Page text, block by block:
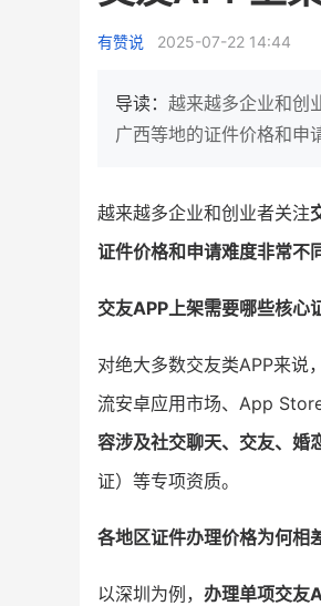
有赞说 2025-07-22 14:44
导读： 越来越多企业和创
广西等地的证件价格和申
越来越多企业和创业者关注
证件价格和申请难度非常不
交友APP上架需要哪些核心
对绝大多数交友类APP来说，
流安卓应用市场、App
容涉及社交聊天、交友、婚
证）等专项资质。
各地区证件办理价格为何相
以深圳为例， 办理单项交友
私域样本打法！新希望白帝乳业
靠企业微信实现销售额翻 8 倍！